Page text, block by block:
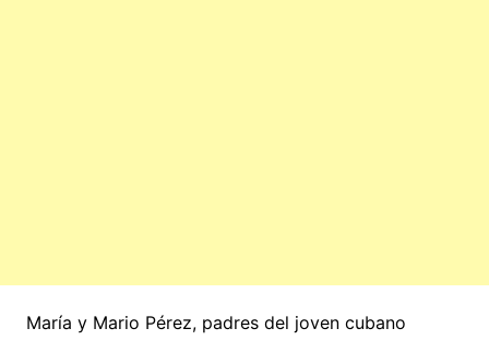
María y Mario Pérez, padres del joven cubano